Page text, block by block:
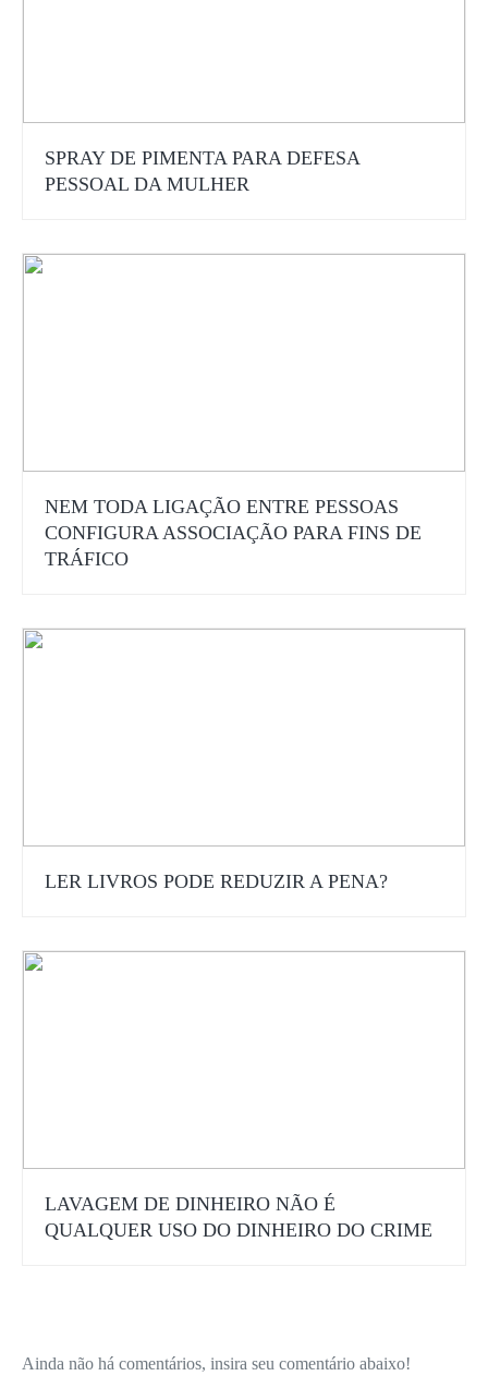
SPRAY DE PIMENTA PARA DEFESA
PESSOAL DA MULHER
NEM TODA LIGAÇÃO ENTRE PESSOAS
CONFIGURA ASSOCIAÇÃO PARA FINS DE
TRÁFICO
LER LIVROS PODE REDUZIR A PENA?
LAVAGEM DE DINHEIRO NÃO É
QUALQUER USO DO DINHEIRO DO CRIME
Ainda não há comentários, insira seu comentário abaixo!